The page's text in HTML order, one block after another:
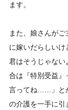
ます。
また、娘さんが
に嫁いだらしいけ
君はそうじゃな
合は『特別受益』
言ってね……」と
の介護を一手に引